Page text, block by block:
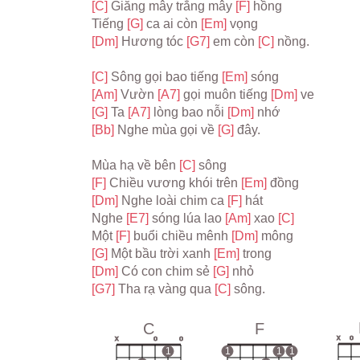
[C] Giăng mây trắng mây [F] hồng
Tiếng [G] ca ai còn [Em] vọng
[Dm] Hương tóc [G7] em còn [C] nồng.
[C] Sông gọi bao tiếng [Em] sóng
[Am] Vườn [A7] gọi muôn tiếng [Dm] ve
[G] Ta [A7] lòng bao nỗi [Dm] nhớ
[Bb] Nghe mùa gọi về [G] đây.
Mùa hạ về bên [C] sông
[F] Chiều vương khói trên [Em] đồng
[Dm] Nghe loài chim ca [F] hát
Nghe [E7] sóng lúa lao [Am] xao [C]
Một [F] buổi chiều mênh [Dm] mông
[G] Một bầu trời xanh [Em] trong
[Dm] Có con chim sẻ [G] nhỏ
[G7] Tha rạ vàng qua [C] sông.
C
x o
1
o
F
1 1 1
x o